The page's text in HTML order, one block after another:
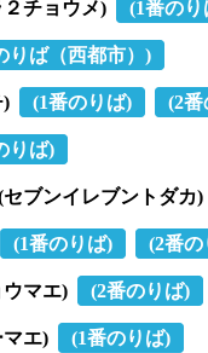
チョウメ) (1番のり
りば（西都市）)
) (1番のりば) (2番
りば)
ブンイレブントダカ)
(1番のりば) (2番の
マエ) (2番のりば)
エ) (1番のりば)